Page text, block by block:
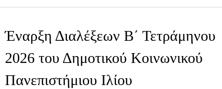
Έναρξη Διαλέξεων B΄ Τετράμηνου
2026 του Δημοτικού Κοινωνικού
Πανεπιστήμιου Ιλίου